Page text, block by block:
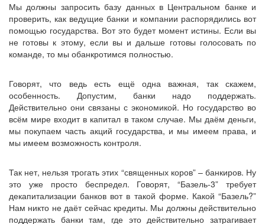
Мы должны запросить базу данных в Центральном банке и
проверить, как ведущие банки и компании распорядились вот
помощью государства. Вот это будет момент истины. Если вы
не готовы к этому, если вы и дальше готовы голосовать по
команде, то мы обанкротимся полностью.
Говорят, что ведь есть ещё одна важная, так скажем,
особенность. Допустим, банки надо поддержать.
Действительно они связаны с экономикой. Но государство во
всём мире входит в капитал в таком случае. Мы даём деньги,
мы покупаем часть акций государства, и мы имеем права, и
мы имеем возможность контроля.
Так нет, нельзя трогать этих “священных коров” – банкиров. Ну
это уже просто беспредел. Говорят, “Базель-3” требует
декапитализации банков вот в такой форме. Какой “Базель?”
Нам никто не даёт сейчас кредиты. Мы должны действительно
поддержать банки там, где это действительно затрагивает